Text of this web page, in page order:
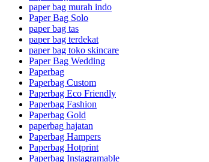
paper bag murah indo
Paper Bag Solo
paper bag tas
paper bag terdekat
paper bag toko skincare
Paper Bag Wedding
Paperbag
Paperbag Custom
Paperbag Eco Friendly
Paperbag Fashion
Paperbag Gold
paperbag hajatan
Paperbag Hampers
Paperbag Hotprint
Paperbag Instagramable